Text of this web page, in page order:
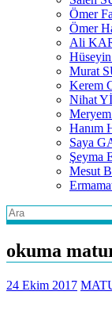
Ömer
Ömer
Ali
Murat
Kerem
Nihat
Hanım
Saya
Şeyma
Mesut
okuma
24 Ekim 2017